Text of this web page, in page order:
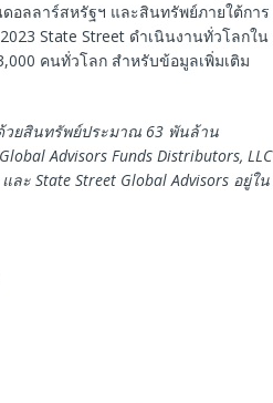
อลลาร์สหรัฐฯ และสินทรัพย์ภายใต้การ
State Street ดำเนินงานทั่วโลกใน
คนทั่วโลก สำหรับข้อมูลเพิ่มเติม
วยสินทรัพย์ประมาณ63 พันล้าน
Advisors Funds Distributors, LLC
และState Street Global Advisors อยู่ใน